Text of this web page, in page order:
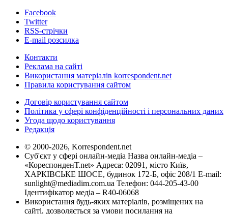
Facebook
Twitter
RSS-стрічки
E-mail розсилка
Контакти
Реклама на сайті
Використання матеріалів korrespondent.net
Правила користування сайтом
Договір користування сайтом
Політика у сфері конфіденційності і персональних даних
Угода щодо користування
Редакція
© 2000-2026, Korrespondent.net
Суб'єкт у сфері онлайн-медіа Назва онлайн-медіа –
«КореспонденТ.net» Адреса: 02091, місто Київ,
ХАРКІВСЬКЕ ШОСЕ, будинок 172-Б, офіс 208/1 E-mail:
sunlight@mediadim.com.ua Телефон: 044-205-43-00
Ідентифікатор медіа – R40-06068
Використання будь-яких матеріалів, розміщених на
сайті, дозволяється за умови посилання на